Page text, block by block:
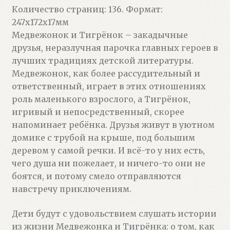
Количество страниц: 136. Формат:
247x172x17мм
Медвежонок и Тигрёнок – закадычные
друзья, неразлучная парочка главных героев в
лучших традициях детской литературы.
Медвежонок, как более рассудительный и
ответственный, играет в этих отношениях
роль маленького взрослого, а Тигрёнок,
игривый и непосредственный, скорее
напоминает ребёнка. Друзья живут в уютном
домике с трубой на крыше, под большим
деревом у самой речки. И всё-то у них есть,
чего душа ни пожелает, и ничего-то они не
боятся, и потому смело отправляются
навстречу приключениям.
Дети будут с удовольствием слушать истории
из жизни Медвежонка и Тигрёнка: о том, как